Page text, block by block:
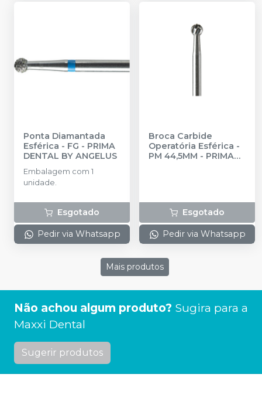
Ponta Diamantada
Esférica - FG - PRIMA
DENTAL BY ANGELUS
Embalagem com 1
unidade.
Esgotado
Pedir via Whatsapp
Broca Carbide
Operatória Esférica -
PM 44,5MM - PRIMA
Esgotado
Pedir via Whatsapp
Mais produtos
Não achou algum produto? Sugira para a
Maxxi Dental
Sugerir produtos